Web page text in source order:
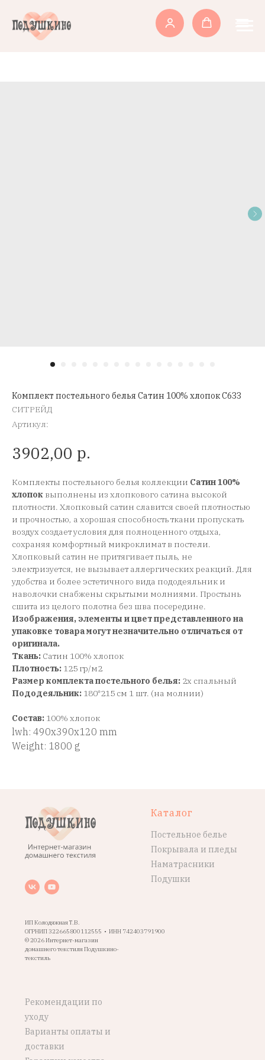
Комплект постельного белья Сатин 100% хлопок C633
СИТРЕЙД
Артикул:
3902,00 р.
Комплекты постельного белья коллекции Сатин 100%
хлопок выполнены из хлопкового сатина высокой
плотности. Хлопковый сатин славится своей плотностью
и прочностью, а хорошая способность ткани пропускать
воздух создает условия для полноценного отдыха,
сохраняя комфортный микроклимат в постели.
Хлопковый сатин не притягивает пыль, не
электризуется, не вызывает аллергических реакций. Для
удобства и более эстетичного вида пододеяльник и
наволочки снабжены скрытыми молниями. Простынь
сшита из целого полотна без шва посередине.
Изображения, элементы и цвет представленного на
упаковке товара могут незначительно отличаться от
оригинала.
Ткань: Сатин 100% хлопок
Плотность: 125 гр/м2
Размер комплекта постельного белья: 2х спальный
Пододеяльник: 180*215 см 1 шт. (на молнии)
Состав: 100% хлопок
lwh: 490x390x120 mm
Weight: 1800 g
ИП Колодяжная Т.В.
ОГРНИП 322665800112555 • ИНН 742403791900
© 2026 Интернет-магазин
домашнего текстиля Подушкино-
текстиль
Каталог
Постельное белье
Покрывала и пледы
Наматрасники
Подушки
Рекомендации по
уходу
Варианты оплаты и
доставки